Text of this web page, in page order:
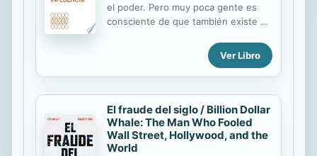
el poder. Pero muy poca gente es
consciente de que también existe un
vinculado a ningún cargo o jerarquía,
pero capaz de ejercer un gran
impacto. La Serie Inteligencia
Emocional de HBR presenta textos
cuidadosamente seleccionados
sobre los aspectos humanos de la
vida laboral y personal. Se trata de
lecturas estimulantes y prácticas que
Ver Libro
El fraude del siglo / Billion Dollar
Whale: The Man Who Fooled
Wall Street, Hollywood, and the
World